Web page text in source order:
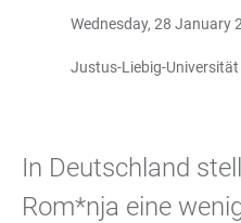
Wednesday, 28 January
Justus-Liebig-Universität
In Deutschland
Rom*nja eine